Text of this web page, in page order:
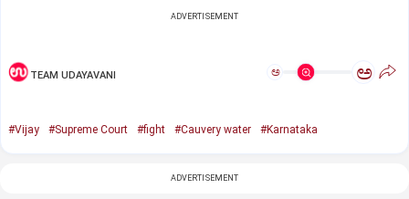
ADVERTISEMENT
TEAM UDAYAVANI ಅ ಅ
#Vijay #Supreme Court #fight #Cauvery water #Karnataka
ADVERTISEMENT